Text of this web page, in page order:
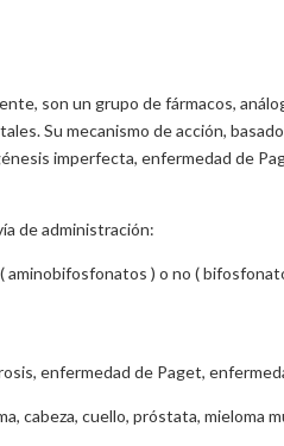
son un grupo de fármacos,
Su mecanismo de acción,
imperfecta, enfermedad de
de administración:
) o no (
enfermedad de Paget,
cuello, próstata, mieloma